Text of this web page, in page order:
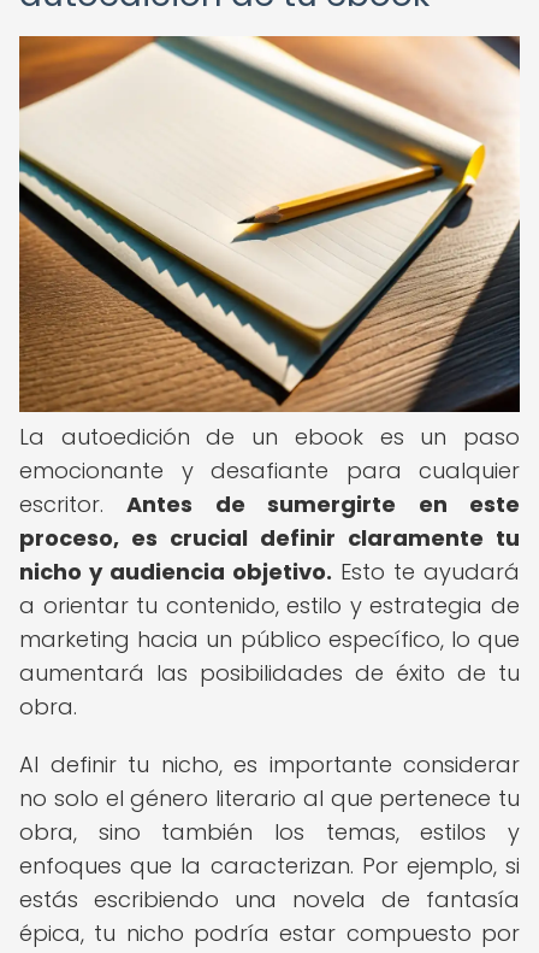
La autoedición de un ebook es un paso
emocionante y desafiante para cualquier
escritor.Antes de sumergirte en este
proceso, es crucial definir claramente tu
nicho y audiencia objetivo. Esto te ayudará
a orientar tu contenido, estilo y estrategia de
marketing hacia un público específico, lo que
aumentará las posibilidades de éxito de tu
obra.
Al definir tu nicho, es importante considerar
no solo el género literario al que pertenece tu
obra, sino también los temas, estilos y
enfoques que la caracterizan. Por ejemplo, si
estás escribiendo una novela de fantasía
épica, tu nicho podría estar compuesto por